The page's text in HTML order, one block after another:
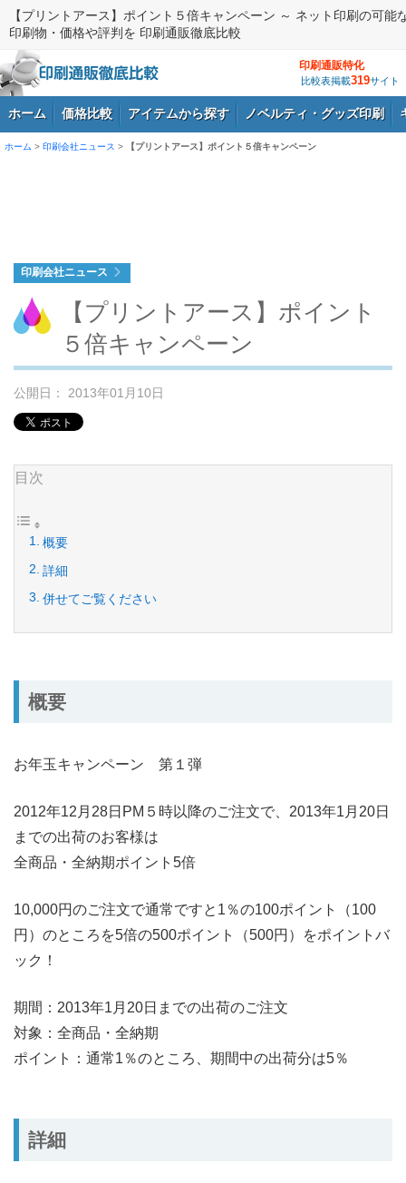
【プリントアース】ポイント５倍キャンペーン ～ ネット印刷の可能
印刷物・価格や評判を 印刷通販徹底比較
印刷通販特化
比較表掲載319サイト
ホーム 価格比較 アイテムから探す ノベルティ・グッズ印刷
ホーム > 印刷会社ニュース > 【プリントアース】ポイント５倍キャンペーン
印刷会社ニュース
【プリントアース】ポイント
５倍キャンペーン
公開日： 2013年01月10日
目次
概要
詳細
併せてご覧ください
概要
お年玉キャンペーン 第１弾
2012年12月28日PM５時以降のご注文で、2013年1月20日
までの出荷のお客様は
全商品・全納期ポイント5倍
10,000円のご注文で通常ですと1％の100ポイント（100
円）のところを5倍の500ポイント（500円）をポイントバ
ック！
期間：2013年1月20日までの出荷のご注文
対象：全商品・全納期
ポイント：通常1％のところ、期間中の出荷分は5％
詳細